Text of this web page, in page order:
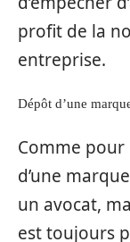
profit de la
entreprise.
Dépôt d’une
Comme pour
d’une
un avocat,
est toujours